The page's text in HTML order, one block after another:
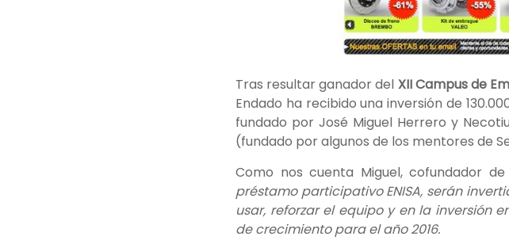
Tras resultar ganador del XII Campus de
Endado ha recibido una inversión de
fundado por José Miguel Herrero y
(fundado por algunos de los mentores de
Como nos cuenta Miguel, cofundador de
préstamo participativo ENISA, serán
usar, reforzar el equipo y en la inversión
de crecimiento para el año 2016.